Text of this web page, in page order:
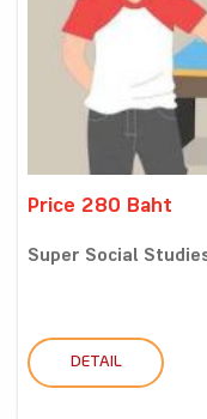
Price 280 Baht
Super Social
DETAIL